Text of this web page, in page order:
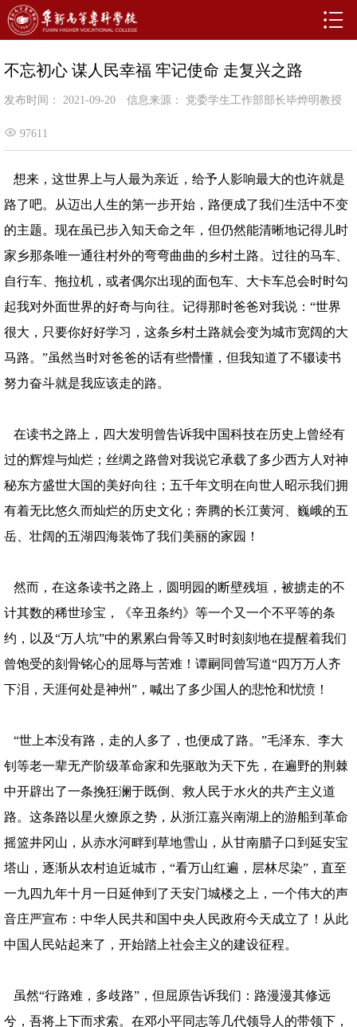
不忘初心 谋人民幸福 牢记使命 走复兴之路
发布时间： 2021-09-20 信息来源： 党委学生工作部部长毕烨明教授
97611
想来，这世界上与人最为亲近，给予人影响最大的也许就是
路了吧。从迈出人生的第一步开始，路便成了我们生活中不变
的主题。现在虽已步入知天命之年，但仍然能清晰地记得儿时
家乡那条唯一通往村外的弯弯曲曲的乡村土路。过往的马车、
自行车、拖拉机，或者偶尔出现的面包车、大卡车总会时时勾
起我对外面世界的好奇与向往。记得那时爸爸对我说：“世界
很大，只要你好好学习，这条乡村土路就会变为城市宽阔的大
马路。”虽然当时对爸爸的话有些懵懂，但我知道了不辍读书
努力奋斗就是我应该走的路。
在读书之路上，四大发明曾告诉我中国科技在历史上曾经有
过的辉煌与灿烂；丝绸之路曾对我说它承载了多少西方人对神
秘东方盛世大国的美好向往；五千年文明在向世人昭示我们拥
有着无比悠久而灿烂的历史文化；奔腾的长江黄河、巍峨的五
岳、壮阔的五湖四海装饰了我们美丽的家园！
然而，在这条读书之路上，圆明园的断壁残垣，被掳走的不
计其数的稀世珍宝，《辛丑条约》等一个又一个不平等的条
约，以及“万人坑”中的累累白骨等又时时刻刻地在提醒着我们
曾饱受的刻骨铭心的屈辱与苦难！谭嗣同曾写道“四万万人齐
下泪，天涯何处是神州”，喊出了多少国人的悲怆和忧愤！
“世上本没有路，走的人多了，也便成了路。”毛泽东、李大
钊等老一辈无产阶级革命家和先驱敢为天下先，在遍野的荆棘
中开辟出了一条挽狂澜于既倒、救人民于水火的共产主义道
路。这条路以星火燎原之势，从浙江嘉兴南湖上的游船到革命
摇篮井冈山，从赤水河畔到草地雪山，从甘南腊子口到延安宝
塔山，逐渐从农村迫近城市，“看万山红遍，层林尽染”，直至
一九四九年十月一日延伸到了天安门城楼之上，一个伟大的声
音庄严宣布：中华人民共和国中央人民政府今天成立了！从此
中国人民站起来了，开始踏上社会主义的建设征程。
虽然“行路难，多歧路”，但屈原告诉我们：路漫漫其修远
兮，吾将上下而求索。在邓小平同志等几代领导人的带领下，